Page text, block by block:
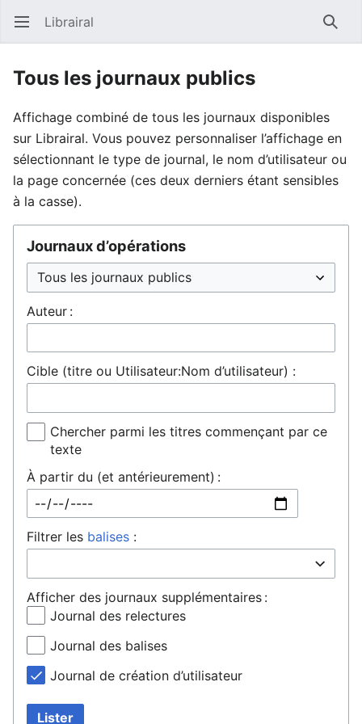
Ouvrir le menu principal Librairal
Tous les journaux publics
Affichage combiné de tous les journaux disponibles
sur Librairal. Vous pouvez personnaliser l’affichage en
sélectionnant le type de journal, le nom d’utilisateur ou
la page concernée (ces deux derniers étant sensibles
à la casse).
Journaux d’opérations
Auteur :
Cible (titre ou Utilisateur:Nom d’utilisateur) :
Chercher parmi les titres commençant par ce
texte
À partir du (et antérieurement) :
Filtrer les balises :
Afficher des journaux supplémentaires :
Journal des relectures
Journal des balises
Journal de création d’utilisateur
Lister